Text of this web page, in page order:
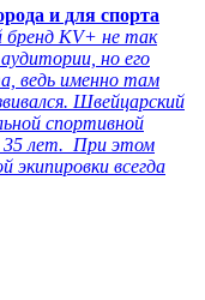
и для спорта
бренд KV+ не так
но его
ведь именно там
Швейцарский
спортивной
35 лет. При этом
всегда